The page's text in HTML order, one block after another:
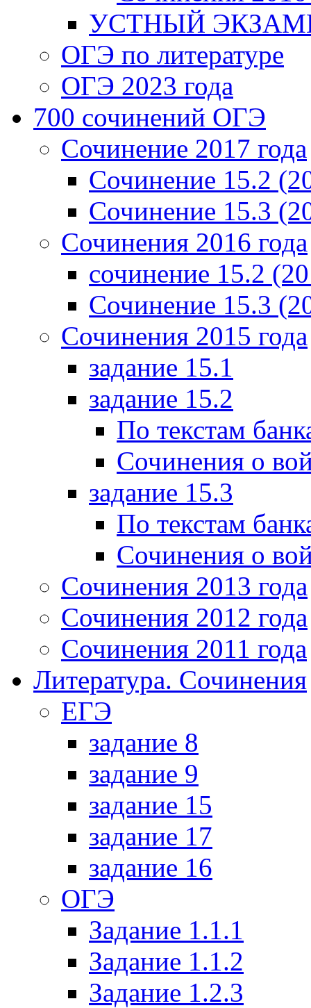
УСТНЫЙ
ОГЭ по литературе
ОГЭ 2023 года
700 cочинений ОГЭ
Сочинение 2017 года
Сочинение 15.2
Сочинение 15.3
Сочинения 2016 года
сочинение 15.2
Сочинение 15.3
Сочинения 2015 года
задание 15.1
задание 15.2
По текстам
Сочинения о
задание 15.3
По текстам
Сочинения о
Сочинения 2013 года
Сочинения 2012 года
Сочинения 2011 года
Литература. Сочинения
ЕГЭ
задание 8
задание 9
задание 15
задание 17
задание 16
ОГЭ
Задание 1.1.1
Задание 1.1.2
Задание 1.2.3